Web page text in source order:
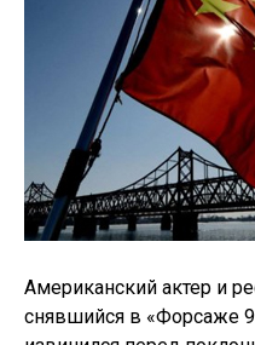
Американский актер и
снявшийся в «Форсаже